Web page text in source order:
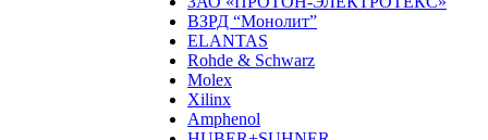
ВЗРД “Монолит”
ELANTAS
Rohde & Schwarz
Molex
Xilinx
Amphenol